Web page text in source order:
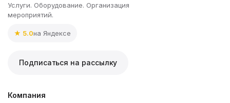
Услуги. Оборудование. Организация
мероприятий.
★ 5.0на Яндексе
Подписаться на рассылку
Компания